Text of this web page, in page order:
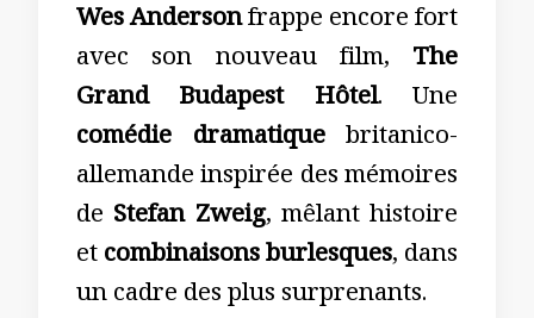
Wes Andersonfrappe encore fort
avec son nouveau film, The
Grand Budapest Hôtel. Une
comédie dramatiquebritanico-
allemande inspirée des mémoires
de Stefan Zweig, mêlant histoire
etcombinaisons burlesques, dans
un cadre des plus surprenants.